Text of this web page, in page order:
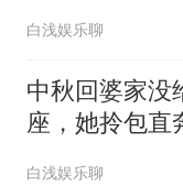
白浅娱乐聊
中秋回婆家没
座，她拎包直
白浅娱乐聊